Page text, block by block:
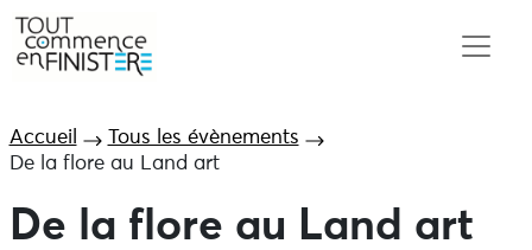
Accueil
Tous les évènements
De la flore au Land art
De la flore au Land art